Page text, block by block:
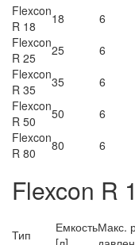
Flexcon
R 18
18 6
Flexcon
R 25
25 6
Flexcon
R 35
35 6
Flexcon
R 50
50 6
Flexcon
R 80
80 6
Flexcon R
Тип
ЕмкостьМакс.